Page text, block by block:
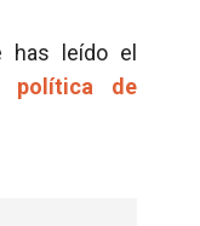
has leído el
política de